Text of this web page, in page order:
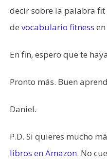
decir sobre la palabra fit
de vocabulario fitness
En fin, espero que te
Pronto más. Buen
Daniel.
P.D. Si quieres mucho
libros en Amazon. No